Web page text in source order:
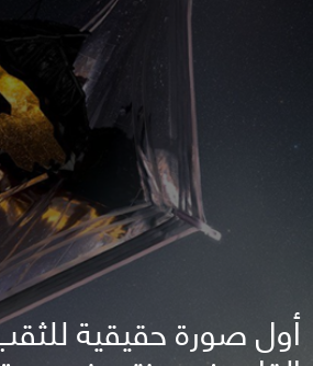
أول صورة حقيقية